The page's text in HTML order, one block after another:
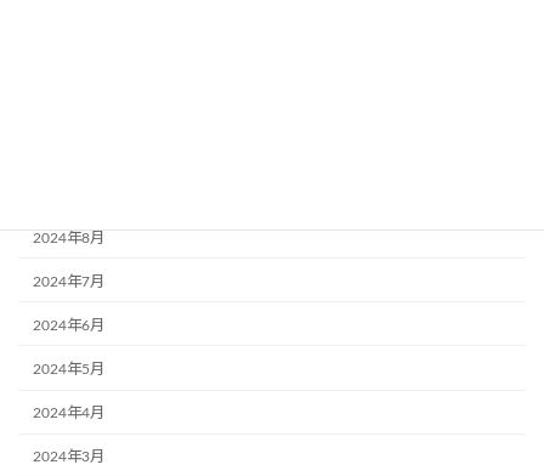
2024年8月
2024年7月
2024年6月
2024年5月
2024年4月
2024年3月